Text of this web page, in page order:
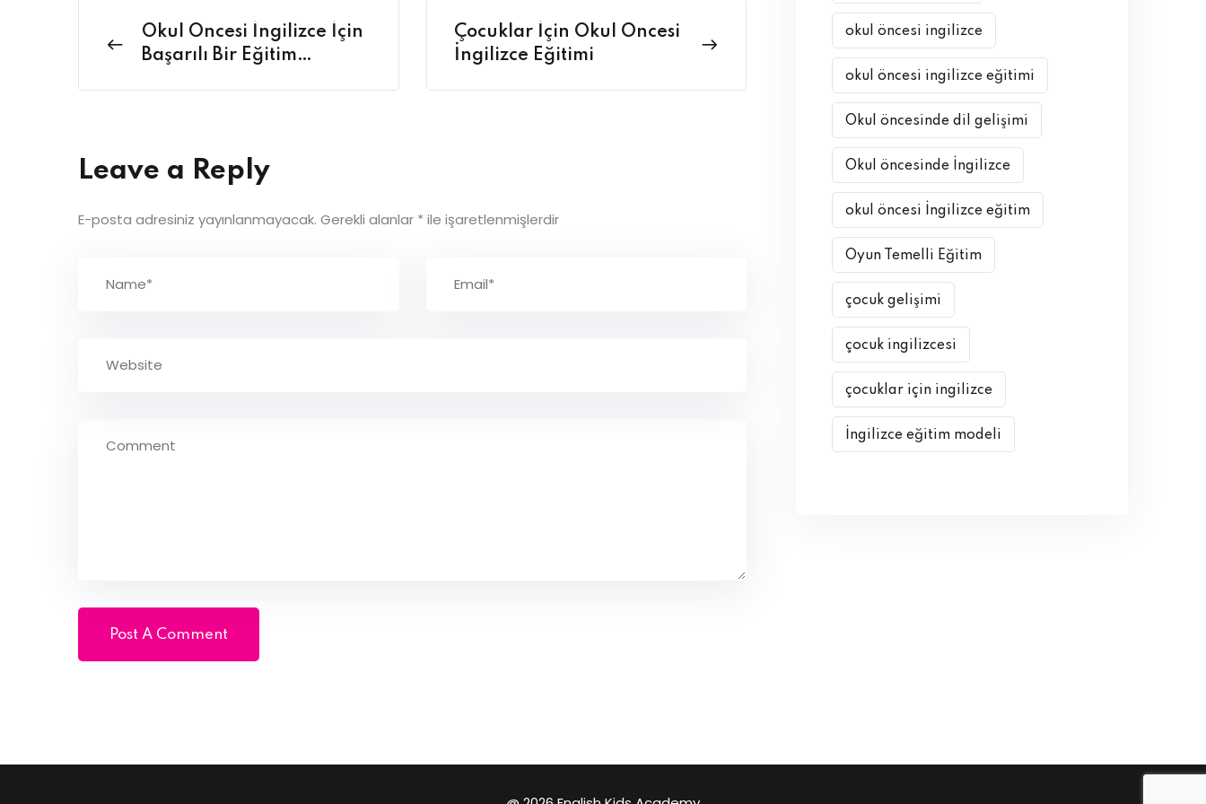
Okul Öncesi İngilizce İçin
Başarılı Bir Eğitim
Çocuklar İçin Okul Öncesi
İngilizce Eğitimi
Leave a Reply
E-posta adresiniz yayınlanmayacak. Gerekli alanlar * ile işaretlenmişlerdir
okul öncesi ingilizce
okul öncesi ingilizce eğitimi
Okul öncesinde dil gelişimi
Okul öncesinde İngilizce
okul öncesi İngilizce eğitim
Oyun Temelli Eğitim
çocuk gelişimi
çocuk ingilizcesi
çocuklar için ingilizce
İngilizce eğitim modeli